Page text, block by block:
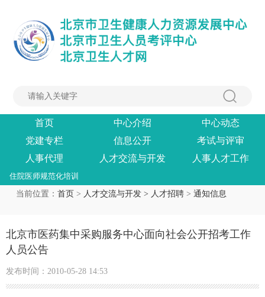
首页 中心介绍
中心动态
党建专栏
信息公开
考试与评审
人事代理
人才交流与开发 人事人才工作
住院医师规范化培训
当前位置： 首页 > 人才交流与开发 > 人才招聘> 通知信息
北京市医药集中采购服务中心面向社会公开招考工作
人员公告
发布时间：2010-05-28 14:53